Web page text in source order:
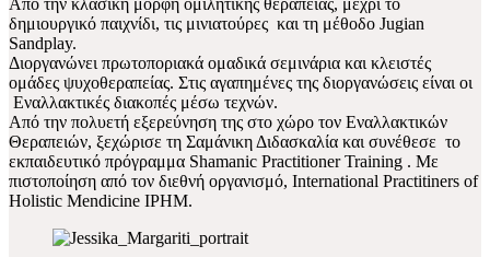
δημιουργικό παιχνίδι, τις μινιατούρες και τη μέθοδο Jugian
Sandplay.
Διοργανώνει πρωτοποριακά ομαδικά σεμινάρια και κλειστές
ομάδες ψυχοθεραπείας. Στις αγαπημένες της διοργανώσεις είναι οι
Εναλλακτικές διακοπές μέσω τεχνών.
Από την πολυετή εξερεύνηση της στο χώρο τον Εναλλακτικών
Θεραπειών, ξεχώρισε τη Σαμάνικη Διδασκαλία και συνέθεσε το
εκπαιδευτικό πρόγραμμα Shamanic Practitioner Training . Με
πιστοποίηση από τον διεθνή οργανισμό, International Practitiners of
Holistic Mendicine IPHM.